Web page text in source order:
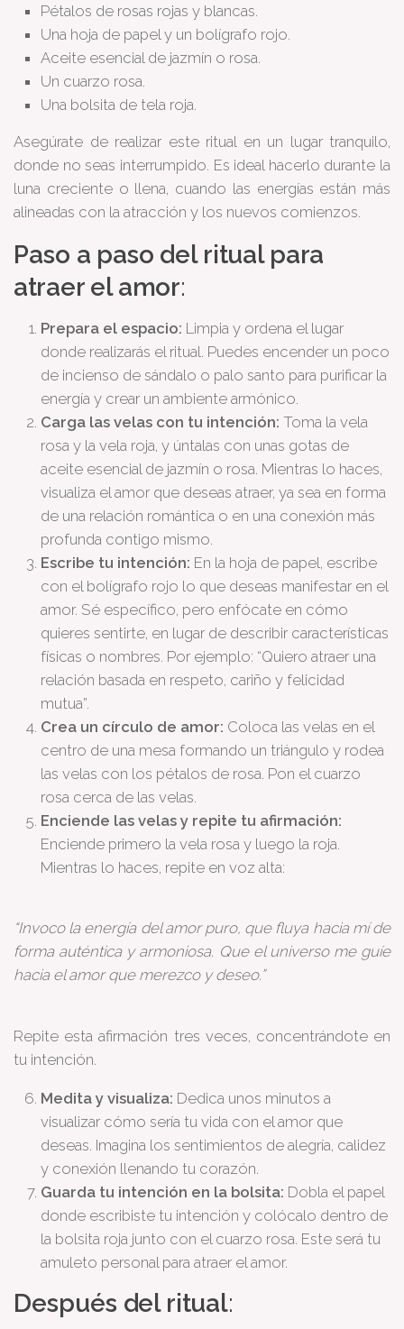
Pétalos de rosas rojas y blancas.
Una hoja de papel y un bolígrafo rojo.
Aceite esencial de jazmín o rosa.
Un cuarzo rosa.
Una bolsita de tela roja.
Asegúrate de realizar este ritual en un lugar tranquilo,
donde no seas interrumpido. Es ideal hacerlo durante la
luna creciente o llena, cuando las energías están más
alineadas con la atracción y los nuevos comienzos.
Paso a paso del ritual para
atraer el amor:
Prepara el espacio: Limpia y ordena el lugar
donde realizarás el ritual. Puedes encender un poco
de incienso de sándalo o palo santo para purificar la
energía y crear un ambiente armónico.
Carga las velas con tu intención: Toma la vela
rosa y la vela roja, y úntalas con unas gotas de
aceite esencial de jazmín o rosa. Mientras lo haces,
visualiza el amor que deseas atraer, ya sea en forma
de una relación romántica o en una conexión más
profunda contigo mismo.
Escribe tu intención: En la hoja de papel, escribe
con el bolígrafo rojo lo que deseas manifestar en el
amor. Sé específico, pero enfócate en cómo
quieres sentirte, en lugar de describir características
físicas o nombres. Por ejemplo: “Quiero atraer una
relación basada en respeto, cariño y felicidad
mutua”.
Crea un círculo de amor: Coloca las velas en el
centro de una mesa formando un triángulo y rodea
las velas con los pétalos de rosa. Pon el cuarzo
rosa cerca de las velas.
Enciende las velas y repite tu afirmación:
Enciende primero la vela rosa y luego la roja.
Mientras lo haces, repite en voz alta:
“Invoco la energía del amor puro, que fluya hacia mí de
forma auténtica y armoniosa. Que el universo me guíe
hacia el amor que merezco y deseo.”
Repite esta afirmación tres veces, concentrándote en
tu intención.
Medita y visualiza: Dedica unos minutos a
visualizar cómo sería tu vida con el amor que
deseas. Imagina los sentimientos de alegría, calidez
y conexión llenando tu corazón.
Guarda tu intención en la bolsita: Dobla el papel
donde escribiste tu intención y colócalo dentro de
la bolsita roja junto con el cuarzo rosa. Este será tu
amuleto personal para atraer el amor.
Después del ritual: